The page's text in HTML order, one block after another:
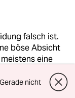
falsch ist.
böse Absicht
eine
Gerade nicht